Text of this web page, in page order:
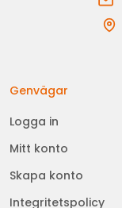
Genvägar
Logga in
Mitt konto
Skapa konto
Integritetspolicy